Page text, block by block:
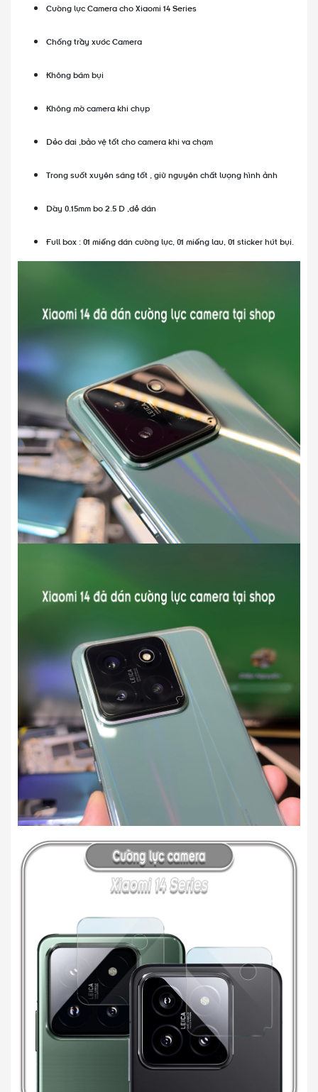
Cường lực Camera cho Xiaomi 14 Series
Chống trầy xước Camera
Không bám bụi
Không mờ camera khi chụp
Dẻo dai ,bảo vệ tốt cho camera khi va chạm
Trong suốt xuyên sáng tốt , giữ nguyên chất lượng hình ảnh
Dày 0.15mm bo 2.5 D ,dễ dán
Full box : 01 miếng dán cường lực, 01 miếng lau, 01 sticker hút bụi.